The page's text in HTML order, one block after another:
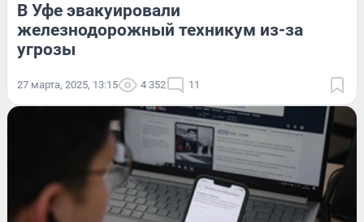
В Уфе эвакуировали
железнодорожный техникум из-за
угрозы
27 марта, 2025, 13:15 4 352 11